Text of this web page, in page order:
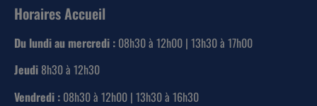
Horaires Accueil
Du lundi au mercredi : 08h30 à 12h00 | 13h30 à 17h00
Jeudi 8h30 à 12h30
Vendredi : 08h30 à 12h00 | 13h30 à 16h30